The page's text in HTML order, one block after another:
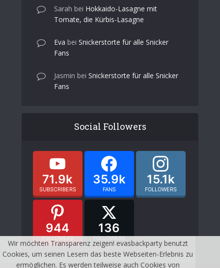
Sarah bei Hokkaido-Lasagne mit
Tomate, die Kürbis-Lasagne
Eva bei Snickerstorte für alle Snicker
Fans
Jasmin bei Snickerstorte für alle Snicker
Fans
Social Followers
71.9k
SUBSCRIBERS
35.9k
FANS
15.1k
FOLLOWERS
944
FOLLOWERS
136
FOLLOWERS
Wir möchten Transparenz zeigen! evasbackparty benutzt
Cookies, um seinen Lesern das beste Webseiten-Erlebnis zu
ermöglichen. Es werden teilweise auch Cookies von